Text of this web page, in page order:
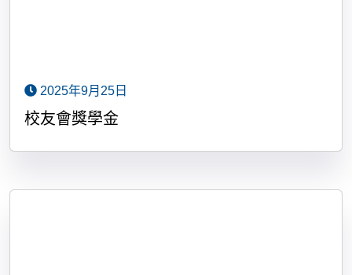
2025年9月25日
校友會獎學金